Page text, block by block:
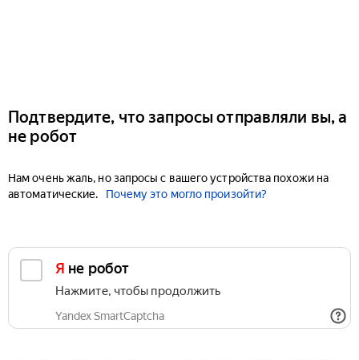
Подтвердите, что запросы отправляли вы, а
не робот
Нам очень жаль, но запросы с вашего устройства похожи на
автоматические.
Почему это могло произойти?
Я не робот
Нажмите, чтобы продолжить
Yandex SmartCaptcha